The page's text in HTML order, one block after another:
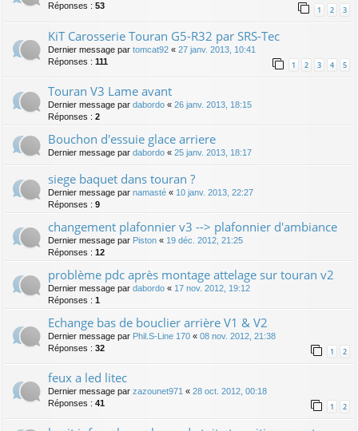
Réponses : 53 1 2 3
KiT Carosserie Touran G5-R32 par SRS-Tec
Dernier message par tomcat92 « 27 janv. 2013, 10:41
Réponses : 111 1 2 3 4 5
Touran V3 Lame avant
Dernier message par dabordo « 26 janv. 2013, 18:15
Réponses : 2
Bouchon d'essuie glace arriere
Dernier message par dabordo « 25 janv. 2013, 18:17
siege baquet dans touran ?
Dernier message par namasté « 10 janv. 2013, 22:27
Réponses : 9
changement plafonnier v3 --> plafonnier d'ambiance
Dernier message par Piston « 19 déc. 2012, 21:25
Réponses : 12
problème pdc après montage attelage sur touran v2
Dernier message par dabordo « 17 nov. 2012, 19:12
Réponses : 1
Echange bas de bouclier arrière V1 & V2
Dernier message par Phil.S-Line 170 « 08 nov. 2012, 21:38
Réponses : 32 1 2
feux a led litec
Dernier message par zazounet971 « 28 oct. 2012, 00:18
Réponses : 41 1 2